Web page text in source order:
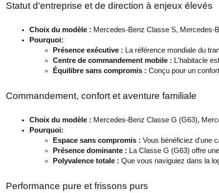
Statut d'entreprise et de direction à enjeux élevés
Choix du modèle : Mercedes-Benz Classe S, Mercedes-
Pourquoi:
Présence exécutive : La référence mondiale du
Centre de commandement mobile : L'habitacle
Équilibre sans compromis : Conçu pour un
Commandement, confort et aventure familiale
Choix du modèle : Mercedes-Benz Classe G (G63),
Pourquoi:
Espace sans compromis : Vous bénéficiez d'une
Présence dominante : La Classe G (G63) offre
Polyvalence totale : Que vous naviguiez dans la
Performance pure et frissons purs